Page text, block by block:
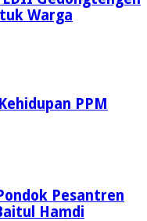
Warga
PPM
Pesantren
Hamdi